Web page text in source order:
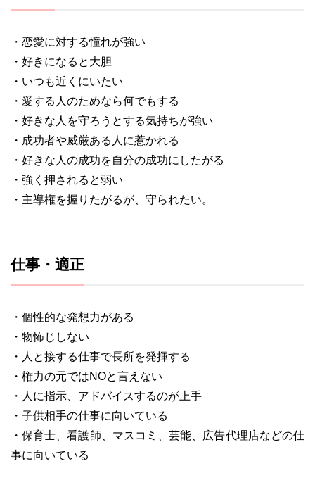
・恋愛に対する憧れが強い
・好きになると大胆
・いつも近くにいたい
・愛する人のためなら何でもする
・好きな人を守ろうとする気持ちが強い
・成功者や威厳ある人に惹かれる
・好きな人の成功を自分の成功にしたがる
・強く押されると弱い
・主導権を握りたがるが、守られたい。
仕事・適正
・個性的な発想力がある
・物怖じしない
・人と接する仕事で長所を発揮する
・権力の元ではNOと言えない
・人に指示、アドバイスするのが上手
・子供相手の仕事に向いている
・保育士、看護師、マスコミ、芸能、広告代理店などの仕
事に向いている